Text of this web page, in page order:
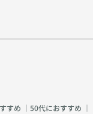
すめ ｜ 50代におすすめ ｜